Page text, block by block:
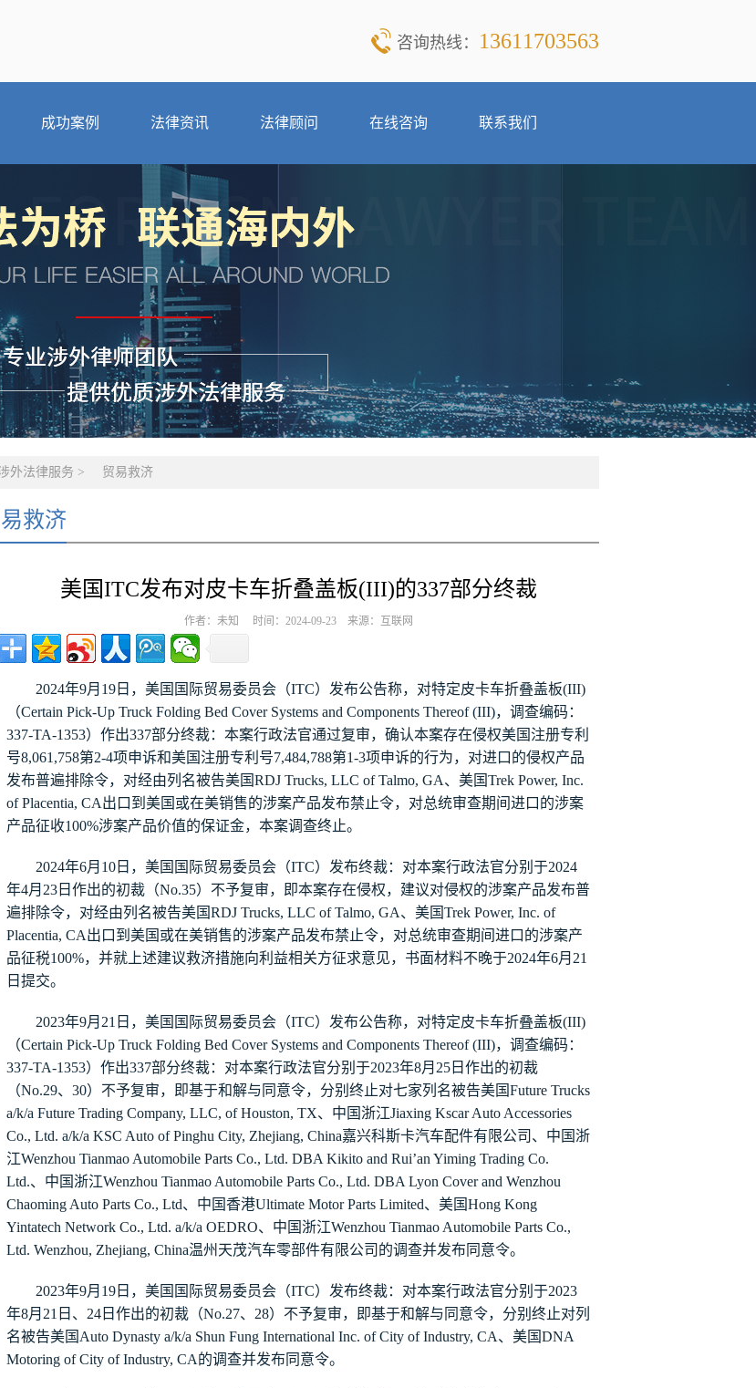
咨询热线： 13611703563
成功案例 法律资讯 法律顾问 在线咨询 联系我们
外法律服务 > 贸易救济
救济
美国ITC发布对皮卡车折叠盖板(III)的337部分终裁
作者：未知 时间：2024-09-23 来源：互联网
2024年9月 19 日，美国国际贸易委员会（ITC） 发布公告称，对特定皮卡车折叠盖板(III)
（Certain Pick-Up Truck Folding Bed Cover Systems and Components Thereof (III)，调查编码：
337-TA-1353） 作出337部分终裁：本案行政法官通过复审， 确认本案存在侵权美国注册专利
号8,061,758第2-4项申诉和美国注册专利号7,484,788第1-3项申诉的行为，对进口的侵权产品
发布普遍排除令，对经由列名被告美国RDJ Trucks, LLC of Talmo, GA、美国Trek Power, Inc.
of Placentia, CA出口到美国或在美销售的涉案产品发布禁止令，对总统审查期间进口的涉案
产品征收100%涉案产品价值的保证金，本案调查终止。
2024年6月 10 日，美国国际贸易委员会（ITC） 发布终裁：对本案行政法官分别于2024
年4月23 日 作出的初裁（No.35） 不予复审，
即本案存在侵权，建议对侵权的涉案产品发布普
遍排除令，对经由列名被告美国RDJ Trucks, LLC of Talmo, GA、美国Trek Power, Inc. of
Placentia, CA出口到美国或在美销售的涉案产品发布禁止令，对总统审查期间进口的涉案产
品征税100%，并就上述建议救济措施向利益相关方征求意见，书面材料不晚于2024年6月 21
日提交。
2023年9月 21 日，美国国际贸易委员会（ITC） 发布公告称，对特定皮卡车折叠盖板(III)
（Certain Pick-Up Truck Folding Bed Cover Systems and Components Thereof (III)，调查编码：
337-TA-1353） 作出337部分终裁：对本案行政法官分别于2023年8月25 日 作出的初裁
（No.29、 30） 不予复审， 即基于和解与同意令，分别终止对七家列名被告美国Future Trucks
a/k/a Future Trading Company, LLC, of Houston, TX、中国浙江Jiaxing Kscar Auto Accessories
Co., Ltd. a/k/a KSC Auto of Pinghu City, Zhejiang, China嘉兴科斯卡汽车配件有限公司、中国浙
江Wenzhou Tianmao Automobile Parts Co., Ltd. DBA Kikito and Rui’an Yiming Trading Co.
Ltd.、中国浙江Wenzhou Tianmao Automobile Parts Co., Ltd. DBA Lyon Cover and Wenzhou
Chaoming Auto Parts Co., Ltd、中国香港Ultimate Motor Parts Limited、美国Hong Kong
Yintatech Network Co., Ltd. a/k/a OEDRO、中国浙江Wenzhou Tianmao Automobile Parts Co.,
Ltd. Wenzhou, Zhejiang, China温州天茂汽车零部件有限公司的调查并发布同意令。
2023年9月 19 日，美国国际贸易委员会（ITC） 发布终裁：对本案行政法官分别于2023
年8月21 日、 24 日 作出的初裁（No.27、 28） 不予复审，
即基于和解与同意令，分别终止对列
名被告美国 Auto Dynasty a/k/a Shun Fung International Inc. of City of Industry, CA、美国DNA
Motoring of City of Industry, CA的调查并发布同意令。